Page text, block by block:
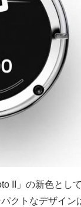
II」の新色とし
クトなデザイン